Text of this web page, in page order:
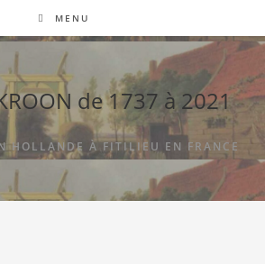
MENU
de 1737 à 2021
HOLLANDE À FITILIEU EN FRANCE